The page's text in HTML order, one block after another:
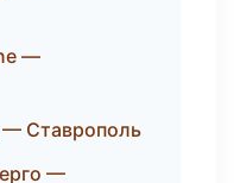
—
Ставрополь
—